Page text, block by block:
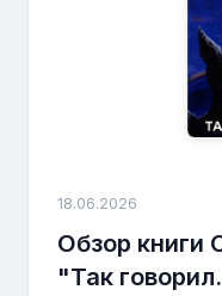
18.06.2026
Обзор книги
"Так